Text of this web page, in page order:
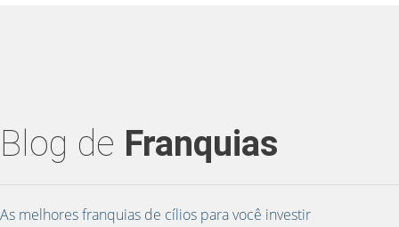
Blog de Franquias
As melhores franquias de cílios para você investir